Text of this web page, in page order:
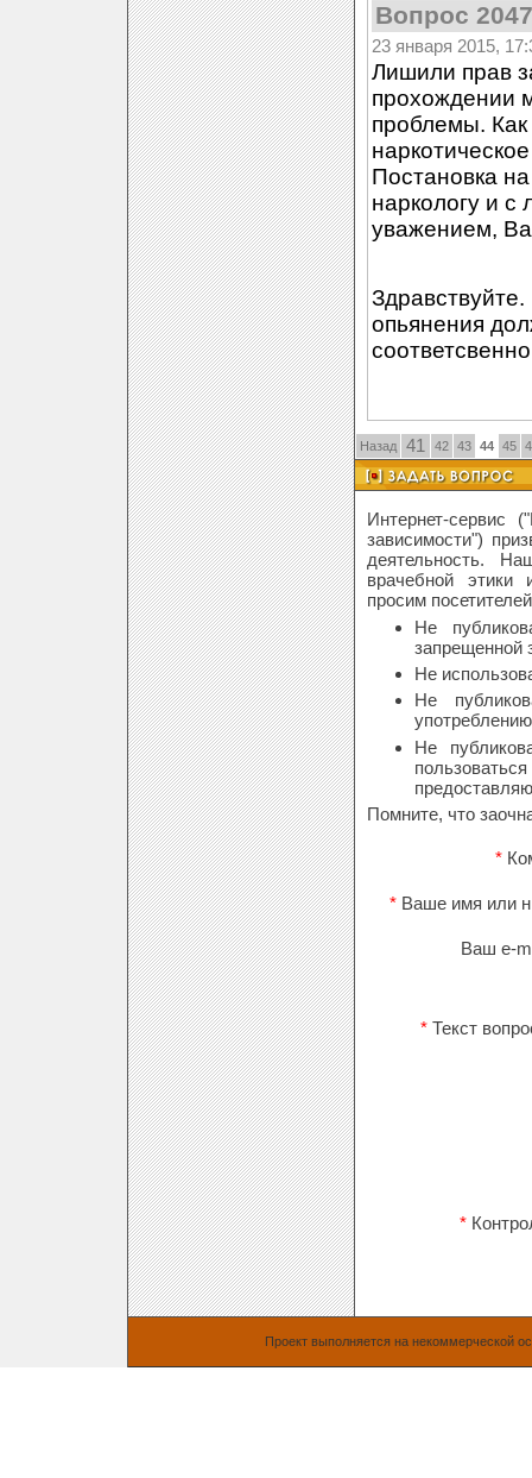
Вопрос
23 января 2015,
Лишили прав
прохождении
проблемы. Как
Постановка
наркологу и с
уважением,
опьянения
Назад 41 42 43 44 45
Интернет-сервис
зависимости")
деятельность.
врачебной этики
просим
Не
запрещенной
Не
Не
Не
Помните, что
*
* Ваше имя или
Ваш e-
* Текст
*
Проект выполняется на некоммерческой